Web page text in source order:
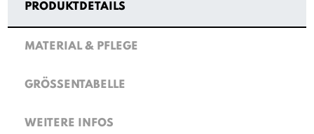
PRODUKTDETAILS
MATERIAL & PFLEGE
GRÖSSENTABELLE
WEITERE INFOS